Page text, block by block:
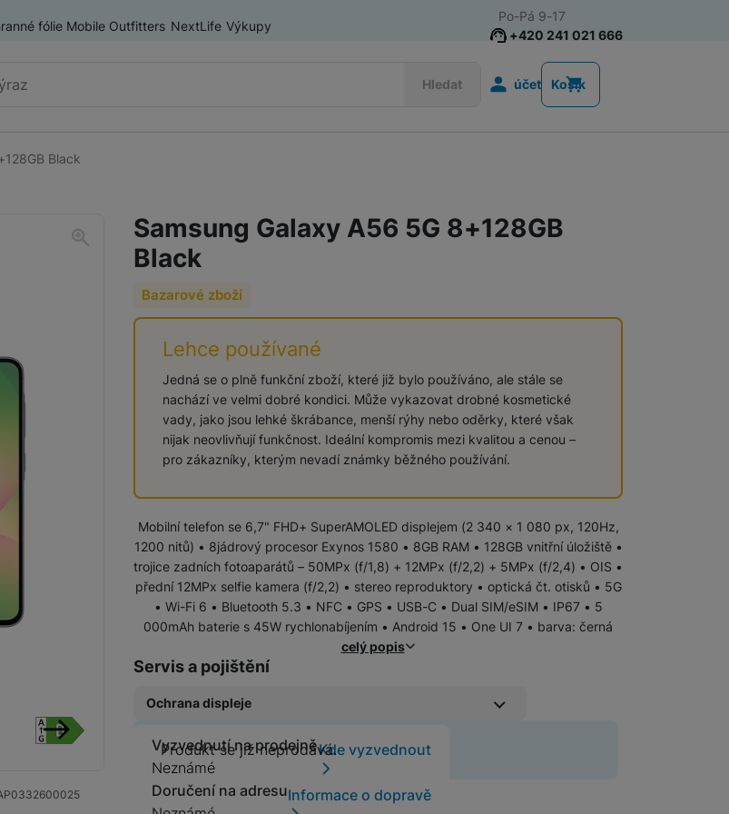
fólie Mobile Outfitters NextLife Výkupy
Hledat
Infinix
Google Pixel
Doogee
Chytré telefony pro seniory
Odolné mobilní telefony
Levné telefony
Samsung Samsung
Samsung Galaxy Z Flip
Samsung Galaxy Z Fold
Samsung Galaxy S
Samsung Galaxy A
Samsung Galaxy Xcover
Xiaomi 17
Xiaomi Redmi
Xiaomi Redmi Note
iPhone
iPhone Air
Renewd iPhone Bezdrátové pevné linky
+420 241 021 666
Po-Pá 9-17
Uživatelská
účet Košík
Black
Samsung Galaxy A56 5G 8+128GB
Black
Bazarové zboží
Lehce používané
Jedná se o plně funkční zboží, které již bylo používáno, ale stále se
nachází ve velmi dobré kondici. Může vykazovat drobné kosmetické
vady, jako jsou lehké škrábance, menší rýhy nebo oděrky, které však
nijak neovlivňují funkčnost. Ideální kompromis mezi kvalitou a cenou –
pro zákazníky, kterým nevadí známky běžného používání.
Mobilní telefon se 6,7" FHD+ SuperAMOLED displejem (2 340 × 1 080 px, 120Hz,
1200 nitů) • 8jádrový procesor Exynos 1580 • 8GB RAM • 128GB vnitřní úložiště •
trojice zadních fotoaparátů – 50MPx (f/1,8) + 12MPx (f/2,2) + 5MPx (f/2,4) • OIS •
přední 12MPx selfie kamera (f/2,2) • stereo reproduktory • optická čt. otisků • 5G
• Wi-Fi 6 • Bluetooth 5.3 • NFC • GPS • USB-C • Dual SIM/eSIM • IP67 • 5
000mAh baterie s 45W rychlonabíjením • Android 15 • One UI 7 • barva: černá
celý popis
Servis a pojištění
Ochrana displeje
Original Air
(Ultratenká ochrana
displeje)
Ochranná fólie Original Air je ultratenká a lehká jako pírko, přesto
499Kč
Základní fólie
(Neviditelná ochrana
displeje)
Kč
Produkt se již neprodává.
Produkt se již neprodává.
Vyzvednutí na prodejně
Neznámé
Kde vyzvednout
Doručení na adresuInformace o dopravě